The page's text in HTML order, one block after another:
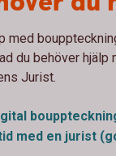
med
du behöver
Jurist.
med en jurist